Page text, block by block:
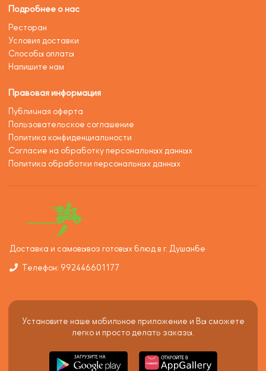
Подробнее о нас
Ресторан
Условия доставки
Способы оплаты
Напишите нам
Правовая информация
Публичная оферта
Пользовательское соглашение
Политика конфиденциальности
Согласие на обработку персональных данных
Политика обработки персональных данных
Доставка и самовывоз готовых блюд в г. Душанбе
Телефон: 992446601177
Установите наше мобильное приложение и Вы сможете
легко и просто делать заказы.